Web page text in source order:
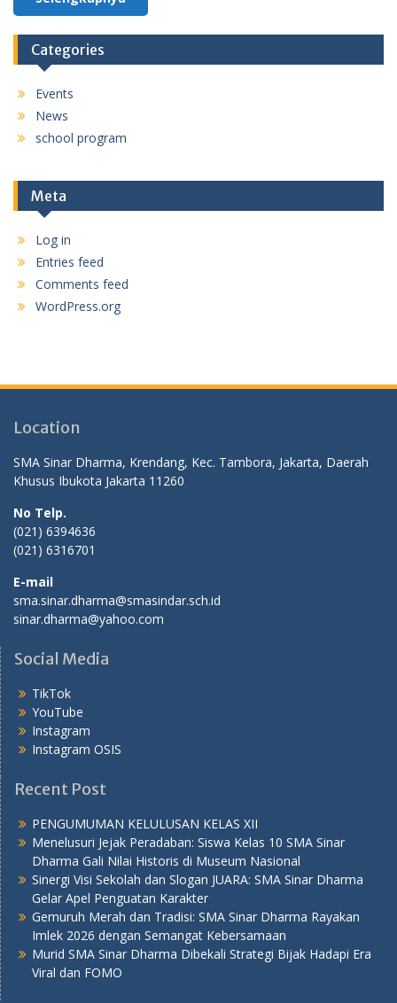
Categories
Events
News
school program
Meta
Log in
Entries feed
Comments feed
WordPress.org
Location
SMA Sinar Dharma, Krendang, Kec. Tambora, Jakarta, Daerah
Khusus Ibukota Jakarta 11260
No Telp.
(021) 6394636
(021) 6316701
E-mail
sma.sinar.dharma@smasindar.sch.id
sinar.dharma@yahoo.com
Social Media
TikTok
YouTube
Instagram
Instagram OSIS
Recent Post
PENGUMUMAN KELULUSAN KELAS XII
Menelusuri Jejak Peradaban: Siswa Kelas 10 SMA Sinar
Dharma Gali Nilai Historis di Museum Nasional
Sinergi Visi Sekolah dan Slogan JUARA: SMA Sinar Dharma
Gelar Apel Penguatan Karakter
Gemuruh Merah dan Tradisi: SMA Sinar Dharma Rayakan
Imlek 2026 dengan Semangat Kebersamaan
Murid SMA Sinar Dharma Dibekali Strategi Bijak Hadapi Era
Viral dan FOMO